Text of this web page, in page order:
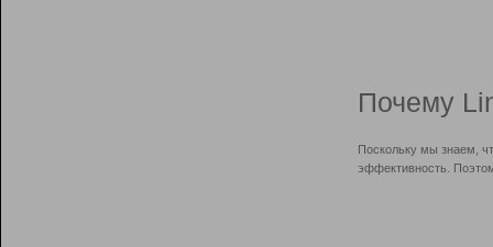
Почему
Поскольку мы знаем,
эффективность.